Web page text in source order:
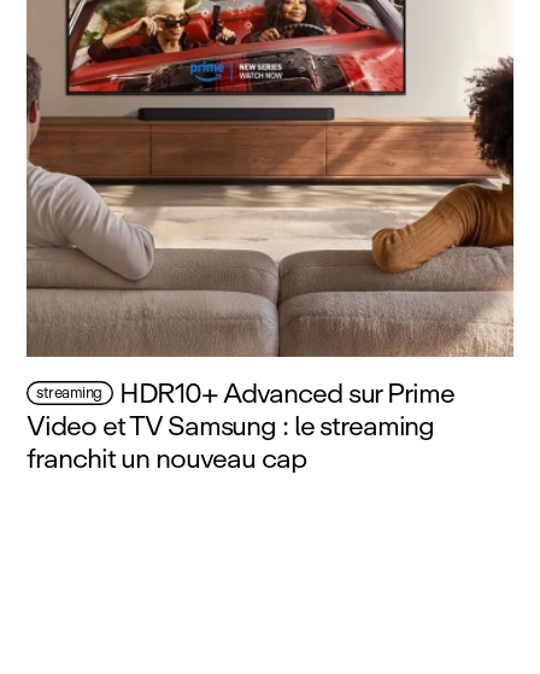
streaming HDR10+ Advanced sur Prime
Video et TV Samsung : le streaming
franchit un nouveau cap